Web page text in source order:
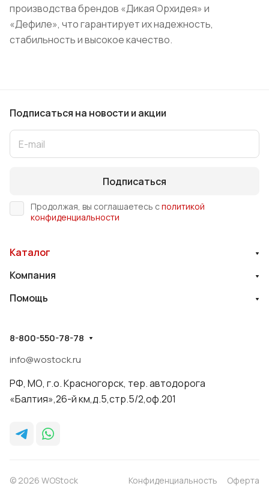
производства брендов «Дикая Орхидея» и
«Дефиле», что гарантирует их надежность,
стабильность и высокое качество.
Подписаться на новости и акции
Подписаться
Продолжая, вы соглашаетесь сполитикой
конфиденциальности
Каталог
Компания
Помощь
8-800-550-78-78
info@wostock.ru
РФ, МО, г.о. Красногорск, тер. автодорога
«Балтия»,26-й км,д.5,стр.5/2,оф.201
© 2026 WOStock Конфиденциальность Оферта